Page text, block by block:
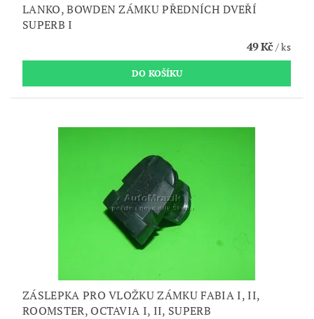
LANKO, BOWDEN ZÁMKU PŘEDNÍCH DVEŘÍ
SUPERB I
49 Kč/ ks
ZÁSLEPKA PRO VLOŽKU ZÁMKU FABIA I, II,
ROOMSTER, OCTAVIA I, II, SUPERB